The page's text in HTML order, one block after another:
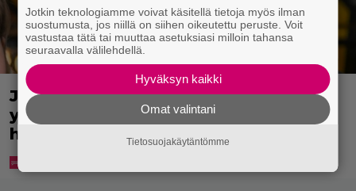
Jani Sievinen kokosi lapsikatraansa
yhteen – ”Minun suurin perintöni
heille”
Jotkin teknologiamme voivat käsitellä tietoja myös ilman
suostumusta, jos niillä on siihen oikeutettu peruste. Voit
vastustaa tätä tai muuttaa asetuksiasi milloin tahansa
seuraavalla välilehdellä.
Hyväksyn kaikki
Omat valintani
Tietosuojakäytäntömme